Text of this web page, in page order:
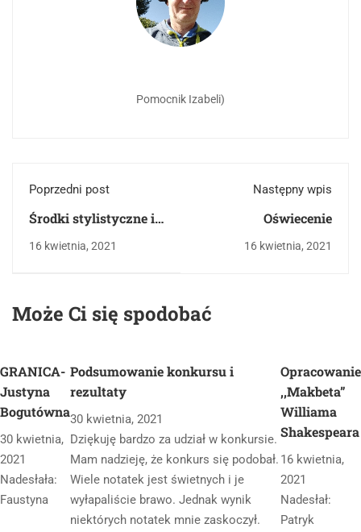
Pomocnik Izabeli)
Poprzedni post
Środki stylistyczne i
typy liryki
16 kwietnia, 2021
Następny wpis
Oświecenie
16 kwietnia, 2021
Może Ci się spodobać
GRANICA-
Justyna
Bogutówna
30 kwietnia,
2021
Nadesłała:
Faustyna
Podsumowanie konkursu i
rezultaty
30 kwietnia, 2021
Dziękuję bardzo za udział w konkursie.
Mam nadzieję, że konkurs się podobał.
Wiele notatek jest świetnych i je
wyłapaliście brawo. Jednak wynik
niektórych notatek mnie zaskoczył.
Opracowanie
,,Makbeta”
Williama
Shakespeara
16 kwietnia,
2021
Nadesłał:
Patryk